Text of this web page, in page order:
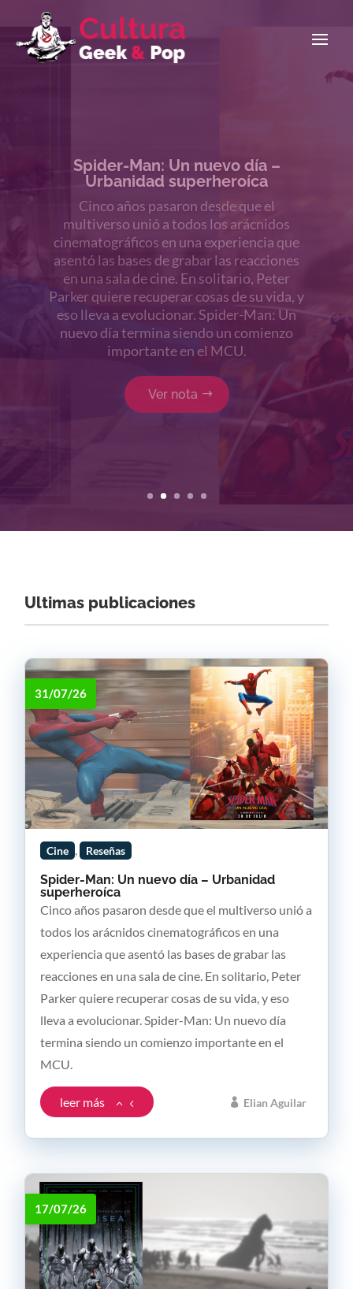
La Odisea: viejos / nuevos mitos
Los nenazos están de parabienes, volvió
Christopher Nolan y los emojis de
«puchito-puchito-puchito» se multiplican
al infinito. El retorno definitivo, la historia
mitológica que modificó para siempre a los
dioses en Occidente. Llega La Odisea al
cine, y el celuloide en 70mm sonríe.
Ultimas publicaciones
Spider-Man: Un nuevo día – Urbanidad
superheroíca
Elian Aguilar
31/07/26
Cine , Reseñas
Cinco años pasaron desde que el multiverso unió a
todos los arácnidos cinematográficos en una
experiencia que asentó las bases de grabar las
reacciones en una sala de cine. En solitario, Peter
Parker quiere recuperar cosas de su vida, y eso
lleva a evolucionar. Spider-Man: Un nuevo día
termina siendo un comienzo importante en el
MCU.
leer más
17/07/26